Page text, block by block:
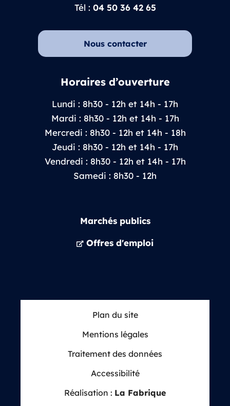
Tél : 04 50 36 42 65
Nous contacter
Horaires d’ouverture
Lundi : 8h30 - 12h et 14h - 17h
Mardi : 8h30 - 12h et 14h - 17h
Mercredi : 8h30 - 12h et 14h - 18h
Jeudi : 8h30 - 12h et 14h - 17h
Vendredi : 8h30 - 12h et 14h - 17h
Samedi : 8h30 - 12h
Marchés publics
Offres d'emploi
Plan du site
Mentions légales
Traitement des données
Accessibilité
Réalisation : La Fabrique